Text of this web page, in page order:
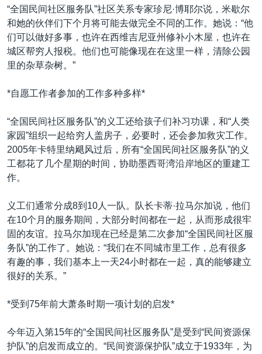
台海两岸关系
南中国海争端
关注西藏
其他语言网站
“全国民间社区服务队”社区关系专家珍尼·博耶尔说，米歇尔
和她的伙伴们下个月将可能去做完全不同的工作。她说：“他
们可以做好多事，也许在西维吉尼亚州修补小木屋，也许在
城区帮穷人报税。他们也可能像现在在这里一样，清除公园
里的杂草杂树。”
*自愿工作者参加的工作多种多样*
“全国民间社区服务队”的义工还给孩子们补习功课，和“人类
家园”组织一起给穷人盖房子，必要时，还会参加救灾工作。
2005年卡特里纳飓风过后，所有“全国民间社区服务队”的义
工都花了几个星期的时间，协助墨西哥湾沿岸地区的重建工
作。
义工们通常分成8到10人一队。队长卡蒂·拉马尔加说，他们
在10个月的服务期间，大部分时间都在一起，从而形成很牢
固的友谊。拉马尔加现在已经是第二次参加“全国民间社区服
务队”的工作了。她说：“我们在不同城市里工作，总有很多
有趣的事，我们基本上一天24小时都在一起，真的能够建立
很好的关系。”
*受到75年前大萧条时期一项计划的启发*
今年迈入第15年的“全国民间社区服务队”是受到“民间资源保
护队”的启发而成立的。“民间资源保护队”成立于1933年，为